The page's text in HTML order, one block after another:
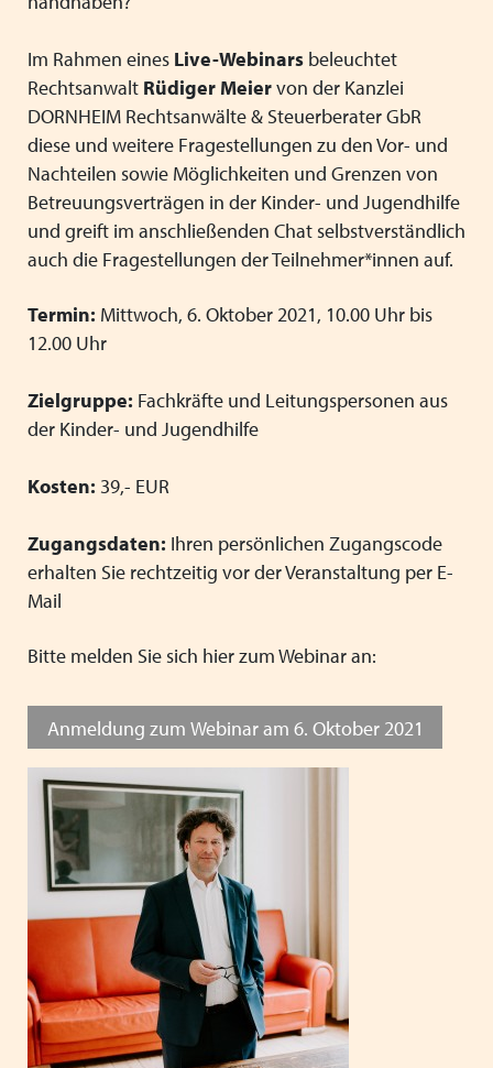
Im Rahmen eines Live-Webinars beleuchtet
Rechtsanwalt Rüdiger Meiervon der Kanzlei
DORNHEIM Rechtsanwälte & Steuerberater GbR
diese und weitere Fragestellungen zu den Vor- und
Nachteilen sowie Möglichkeiten und Grenzen von
Betreuungsverträgen in der Kinder- und Jugendhilfe
und greift im anschließenden Chat selbstverständlich
auch die Fragestellungen der Teilnehmer*innen auf.
Termin: Mittwoch, 6. Oktober 2021, 10.00 Uhr bis
12.00 Uhr
Zielgruppe: Fachkräfte und Leitungspersonen aus
der Kinder- und Jugendhilfe
Kosten: 39,- EUR
Zugangsdaten: Ihren persönlichen Zugangscode
erhalten Sie rechtzeitig vor der Veranstaltung per E-
Mail
Bitte melden Sie sich hier zum Webinar an:
Anmeldung zum Webinar am 6. Oktober 2021